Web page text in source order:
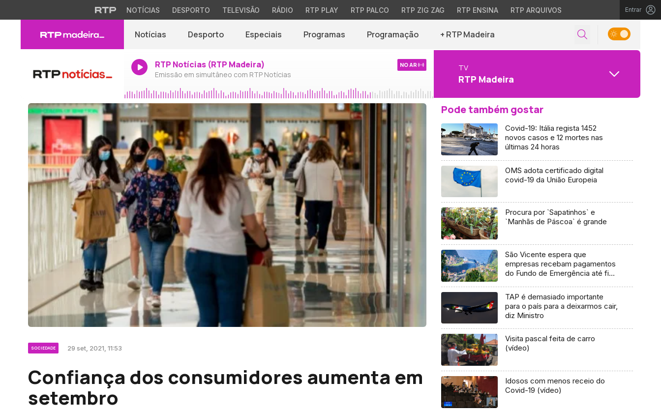
NOTÍCIAS DESPORTO TELEVISÃO RÁDIO RTP PLAY RTP PALCO RTP ZIG ZAG RTP ENSINA RTP ARQUIVOS Entrar
Notícias Desporto Especiais Programas Programação + RTP Madeira
RTP Notícias (RTP Madeira)
Emissão em simultâneo com RTP Notícias
NO AR TV
RTP Madeira
SOCIEDADE 29 set, 2021, 11:53
Confiança dos consumidores aumenta em
setembro
Pode também gostar
Covid-19: Itália regista 1452
novos casos e 12 mortes nas
últimas 24 horas
OMS adota certificado digital
covid-19 da União Europeia
Procura por `Sapatinhos` e
`Manhãs de Páscoa` é grande
São Vicente espera que
empresas recebam pagamentos
do Fundo de Emergência até final
TAP é demasiado importante
para o país para a deixarmos cair,
diz Ministro
Visita pascal feita de carro
(vídeo)
Idosos com menos receio do
Covid-19 (vídeo)